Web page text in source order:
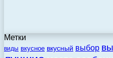
Метки
виды вкусное вкусный выбор